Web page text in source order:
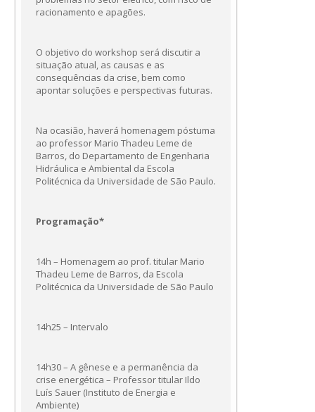
racionamento e apagões.
O objetivo do workshop será discutir a
situação atual, as causas e as
consequências da crise, bem como
apontar soluções e perspectivas futuras.
Na ocasião, haverá homenagem póstuma
ao professor Mario Thadeu Leme de
Barros, do Departamento de Engenharia
Hidráulica e Ambiental da Escola
Politécnica da Universidade de São Paulo.
Programação*
14h – Homenagem ao prof. titular Mario
Thadeu Leme de Barros, da Escola
Politécnica da Universidade de São Paulo
14h25 – Intervalo
14h30 – A gênese e a permanência da
crise energética – Professor titular Ildo
Luís Sauer (Instituto de Energia e
Ambiente)